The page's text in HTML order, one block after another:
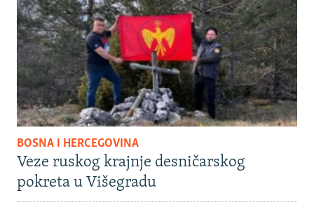
BOSNA I HERCEGOVINA
Veze ruskog krajnje desničarskog
pokreta u Višegradu